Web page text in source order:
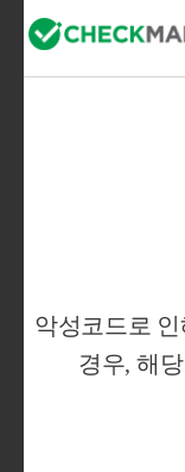
악성코드로 인
경우, 해당